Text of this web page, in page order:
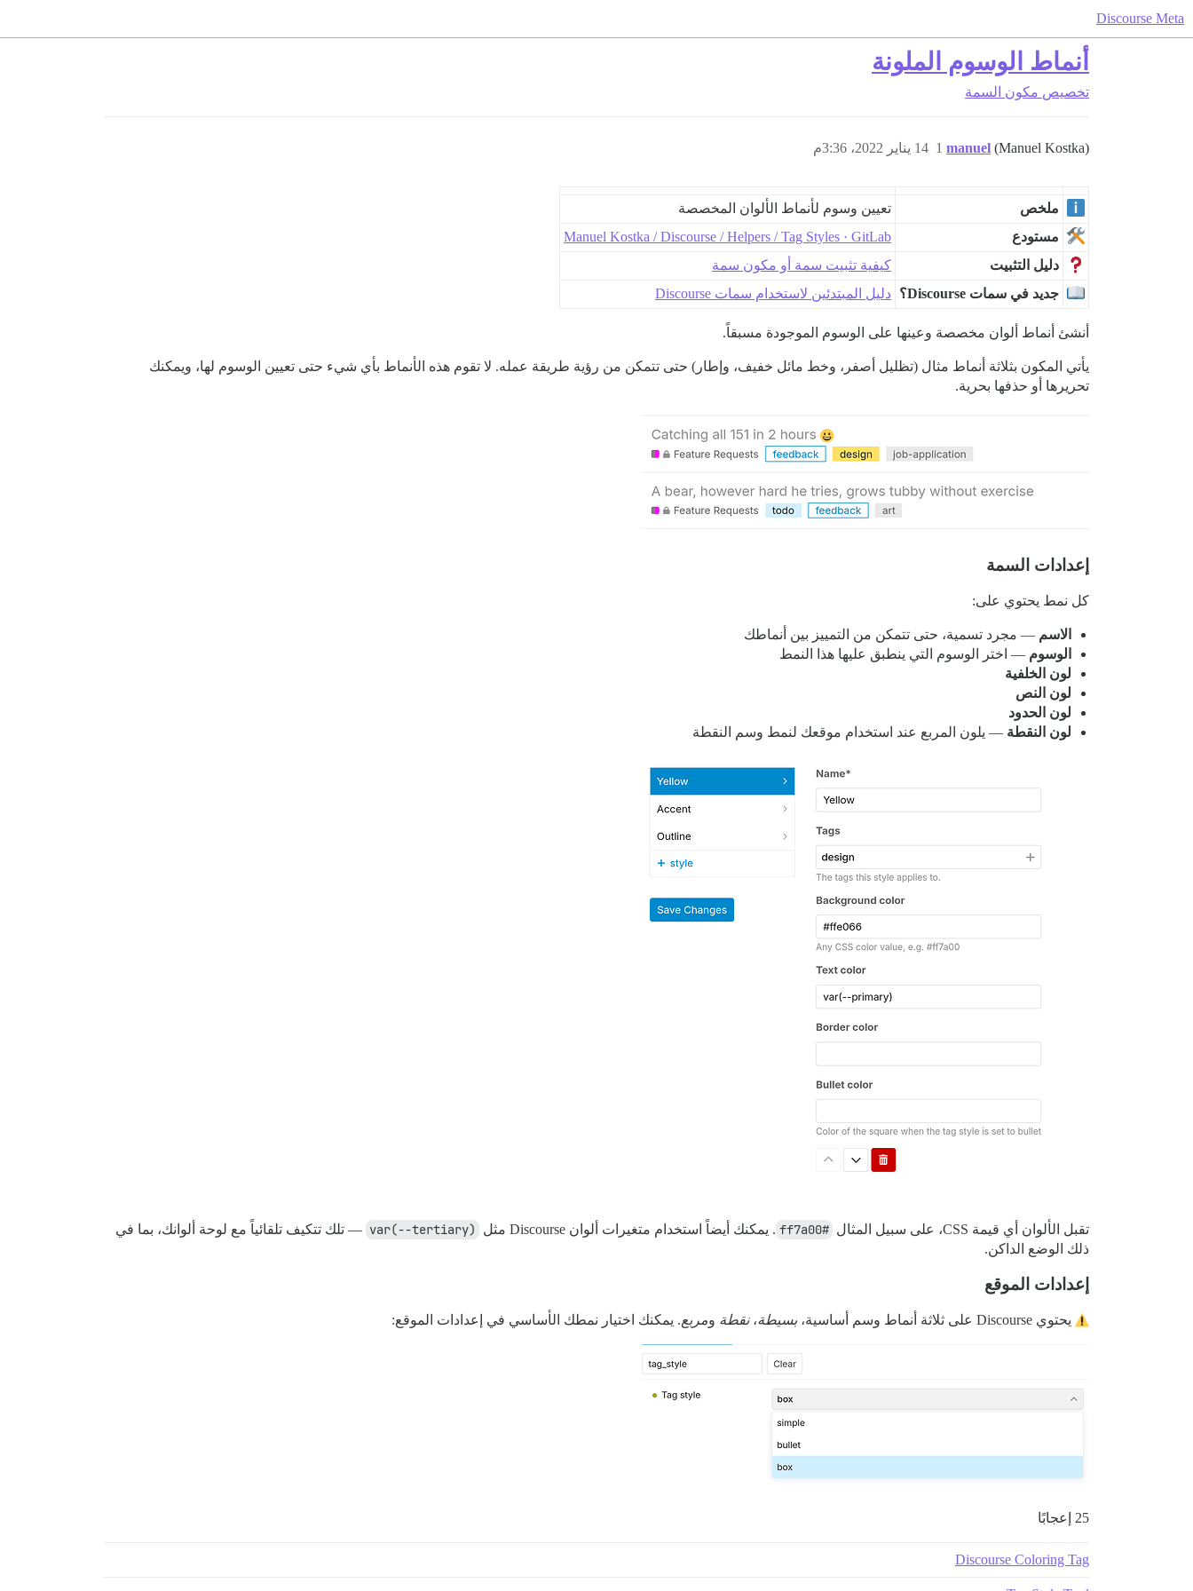
Discourse Meta
أنماط الوسوم الملونة
تخصيص مكون السمة
manuel (Manuel Kostka) 14 يناير 2022، 3:36م 1
ملخص
تعيين وسوم لأنماط الألوان المخصصة
مستودع
Manuel Kostka / Discourse / Helpers / Tag Styles · GitLab
دليل التثبيت
كيفية تثبيت سمة أو مكون سمة
جديد في سمات Discourse؟
دليل المبتدئين لاستخدام سمات Discourse
أنشئ أنماط ألوان مخصصة وعينها على الوسوم الموجودة مسبقاً.
يأتي المكون بثلاثة أنماط مثال (تظليل أصفر، وخط مائل خفيف، وإطار) حتى تتمكن من رؤية طريقة عمله. لا تقوم هذه الأنماط بأي شيء حتى تعيين الوسوم لها، ويمكنك
تحريرها أو حذفها بحرية.
إعدادات السمة
كل نمط يحتوي على:
الاسم — مجرد تسمية، حتى تتمكن من التمييز بين أنماطك
الوسوم — اختر الوسوم التي ينطبق عليها هذا النمط
لون الخلفية
لون النص
لون الحدود
لون النقطة — يلون المربع عند استخدام موقعك لنمط وسم النقطة
تقبل الألوان أي قيمة CSS، على سبيل المثال #ff7a00 . يمكنك أيضاً استخدام متغيرات ألوان Discourse مثل var(--tertiary) — تلك تتكيف تلقائياً مع لوحة ألوانك، بما في
ذلك الوضع الداكن.
إعدادات الموقع
يحتوي Discourse على ثلاثة أنماط وسم أساسية، بسيطة،نقطة ومربع. يمكنك اختيار نمطك الأساسي في إعدادات الموقع:
25 إعجابًا
Discourse Coloring Tag